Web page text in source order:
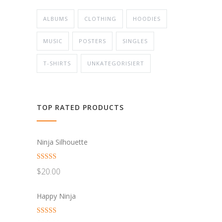
ALBUMS CLOTHING HOODIES
MUSIC POSTERS SINGLES
T-SHIRTS UNKATEGORISIERT
TOP RATED PRODUCTS
Ninja Silhouette
Bewertet mit
5.00von 5
$20.00
Happy Ninja